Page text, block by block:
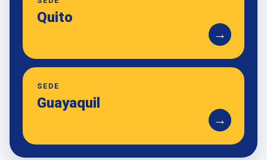
Quito
→
SEDE
Guayaquil
→